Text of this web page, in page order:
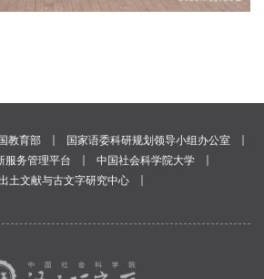
教育部 国家语委科研规划领导小组办公室
服务管理平台
中国社会科学院大学
土文献与古文字研究中心